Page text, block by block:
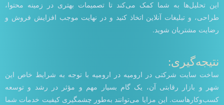
این تحلیل‌ها به شما کمک می‌کند تا تصمیمات بهتری در زمینه محتوا،
طراحی، و تبلیغات آنلاین اتخاذ کنید و در نهایت موجب افزایش فروش و
رضایت مشتریان شوید.
نتیجه‌گیری:
ساخت سایت شرکتی در ارومیه در ارومیه با توجه به شرایط خاص این
شهر و بازار رقابتی آن، یک گام بسیار مهم و مؤثر در رشد و توسعه
کسب‌وکارهاست. این مزایا می‌توانند به‌طور چشمگیری کیفیت خدمات شما